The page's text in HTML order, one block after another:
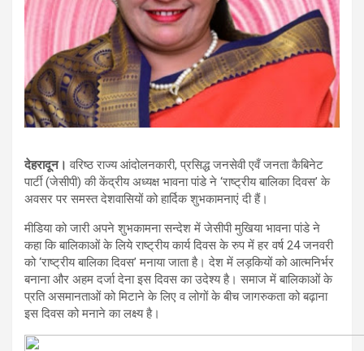
देहरादून। वरिष्ठ राज्य आंदोलनकारी, प्रसिद्ध जनसेवी एवँ जनता कैबिनेट
पार्टी (जेसीपी) की केंद्रीय अध्यक्ष भावना पांडे ने ‘राष्ट्रीय बालिका दिवस’ के
अवसर पर समस्त देशवासियों को हार्दिक शुभकामनाएं दी हैं।
मीडिया को जारी अपने शुभकामना सन्देश में जेसीपी मुखिया भावना पांडे ने
कहा कि बालिकाओं के लिये राष्ट्रीय कार्य दिवस के रुप में हर वर्ष 24 जनवरी
को ‘राष्ट्रीय बालिका दिवस’ मनाया जाता है। देश में लड़कियों को आत्मनिर्भर
बनाना और अहम दर्जा देना इस दिवस का उदेश्य है। समाज में बालिकाओं के
प्रति असमानताओं को मिटाने के लिए व लोगों के बीच जागरुकता को बढ़ाना
इस दिवस को मनाने का लक्ष्य है।